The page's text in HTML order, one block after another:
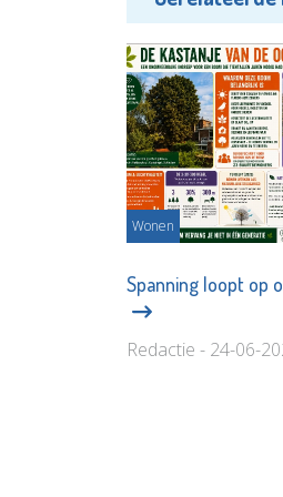
Wonen
Spanning loopt op
Redactie - 24-06-